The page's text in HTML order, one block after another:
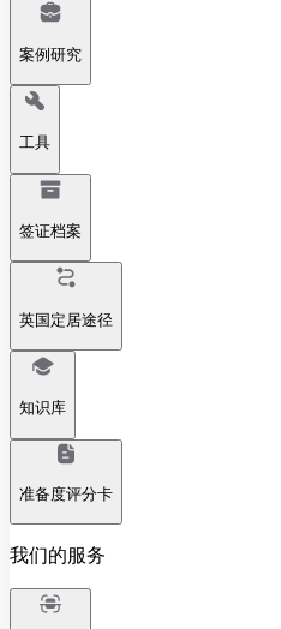
案例研究
工具
签证档案
英国定居途径
知识库
准备度评分卡
我们的服务